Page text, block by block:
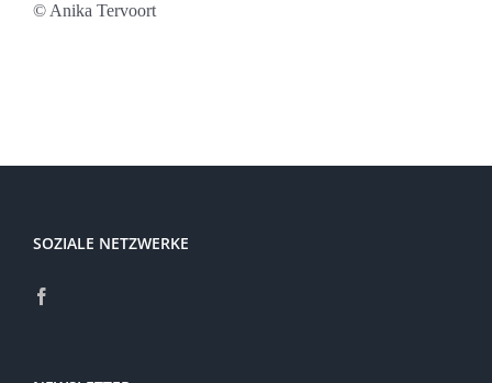
© Anika Tervoort
SOZIALE NETZWERKE